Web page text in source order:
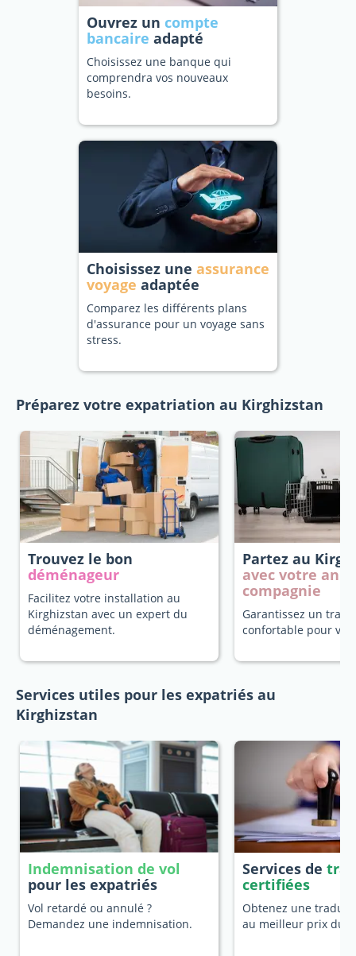
Ouvrez un compte
bancaire adapté
Choisissez une banque qui
comprendra vos nouveaux
besoins.
Choisissez une assurance
voyage adaptée
Comparez les différents plans
d'assurance pour un voyage sans
stress.
Préparez votre expatriation au Kirghizstan
Trouvez le bon
déménageur
Facilitez votre installation au
Kirghizstan avec un expert du
déménagement.
Partez au
avec votre
compagnie
Garantissez un
confortable pour
Services utiles pour les expatriés au
Kirghizstan
Indemnisation de vol
pour les expatriés
Vol retardé ou annulé ?
Demandez une indemnisation.
Services de
certifiées
Obtenez une
au meilleur prix du